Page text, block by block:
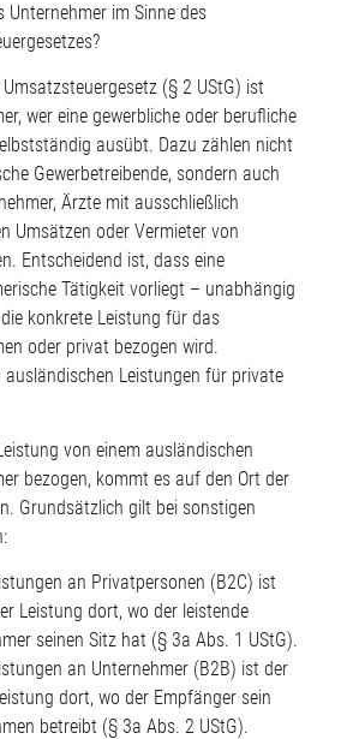
Unternehmer im Sinne des
(§ 2 UStG) ist
wer eine gewerbliche oder berufliche
ausübt. Dazu zählen nicht
Gewerbetreibende, sondern auch
Ärzte mit ausschließlich
Umsätzen oder Vermieter von
Entscheidend ist, dass eine
Tätigkeit vorliegt – unabhängig
konkrete Leistung für das
oder privat bezogen wird.
ausländischen Leistungen für private
von einem ausländischen
bezogen, kommt es auf den Ort der
Grundsätzlich gilt bei sonstigen
an Privatpersonen (B2C) ist
Leistung dort, wo der leistende
seinen Sitz hat (§ 3a Abs. 1 UStG).
an Unternehmer (B2B) ist der
dort, wo der Empfänger sein
betreibt (§ 3a Abs. 2 UStG).